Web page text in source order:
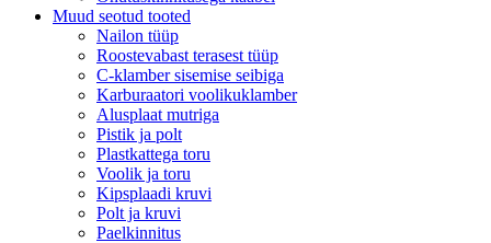
Muud seotud tooted
Nailon tüüp
Roostevabast terasest tüüp
C-klamber sisemise seibiga
Karburaatori voolikuklamber
Alusplaat mutriga
Pistik ja polt
Plastkattega toru
Voolik ja toru
Kipsplaadi kruvi
Polt ja kruvi
Paelkinnitus